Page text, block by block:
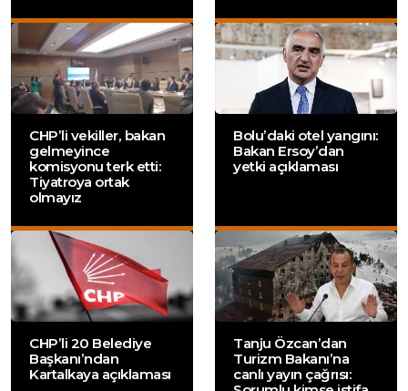
CHP’li vekiller, bakan
gelmeyince
komisyonu terk etti:
Tiyatroya ortak
olmayız
Bolu’daki otel yangını:
Bakan Ersoy’dan
yetki açıklaması
CHP’li 20 Belediye
Başkanı’ndan
Kartalkaya açıklaması
Tanju Özcan’dan
Turizm Bakanı’na
canlı yayın çağrısı: